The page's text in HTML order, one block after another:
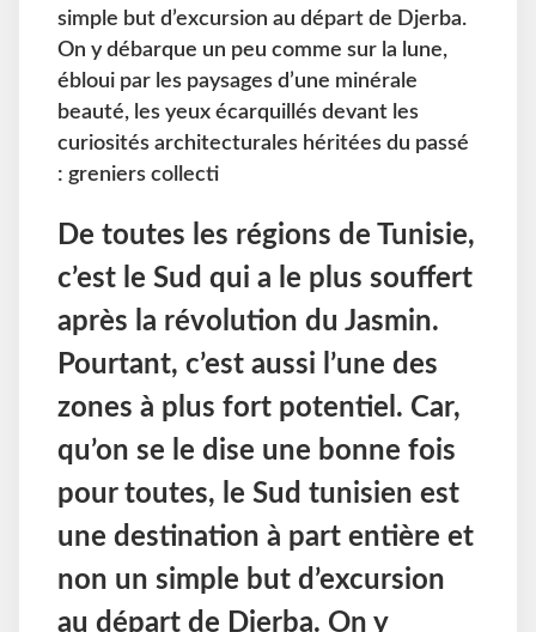
simple but d’excursion au départ de Djerba.
On y débarque un peu comme sur la lune,
ébloui par les paysages d’une minérale
beauté, les yeux écarquillés devant les
curiosités architecturales héritées du passé
: greniers collecti
De toutes les régions de Tunisie,
c’est le Sud qui a le plus souffert
après la révolution du Jasmin.
Pourtant, c’est aussi l’une des
zones à plus fort potentiel. Car,
qu’on se le dise une bonne fois
pour toutes, le Sud tunisien est
une destination à part entière et
non un simple but d’excursion
au départ de Djerba. On y